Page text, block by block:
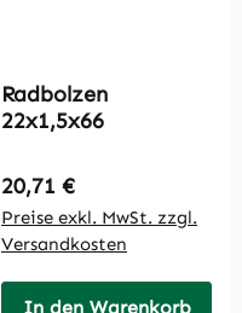
Radbolzen
22x1,5x66
Regulärer Preis:
20,71 €
Preise exkl. MwSt. zzgl.
Versandkosten
In den Warenkorb